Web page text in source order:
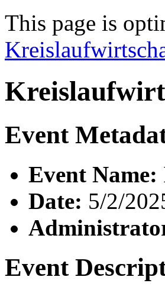
This page is
Event
Event Name:
Date: 5/2/
Event